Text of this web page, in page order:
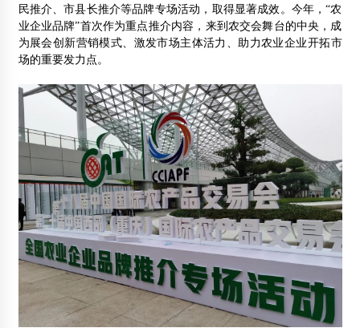
民推介、市县长推介等品牌专场活动，取得显著成效。今年，“农
业企业品牌”首次作为重点推介内容，来到农交会舞台的中央，成
为展会创新营销模式、激发市场主体活力、助力农业企业开拓市
场的重要发力点。